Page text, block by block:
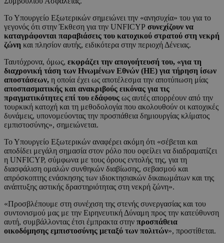
Το Υπουργείο Εξωτερικών σημειώνει την «ανησυχία» του για το
γεγονός ότι στην Έκθεση για την UNFICYP συνεχίζουν να
καταγράφονται παραβιάσεις του κατοχικού στρατού στη νεκρή
ζώνη και πλησίον αυτής, ειδικότερα στην περιοχή Δένειας.
Ταυτόχρονα, όμως, εκφράζει την απογοήτευσή του, «για τη
διαχρονική τάση των Ηνωμένων Εθνών (HE) για τήρηση ίσων
αποστάσεων, η οποία έχει ως αποτέλεσμα την αποτύπωση μίας
αποσπασματικής και ανακριβούς εικόνας για τις
πραγματικότητες επί του εδάφους ως αυτές απορρέουν από την
τουρκική κατοχή και τη μεθοδολογία που ακολουθούν οι κατοχικές
δυνάμεις, υπονομεύοντας την προσπάθεια δημιουργίας κλίματος
εμπιστοσύνης», σημειώνεται.
Το Υπουργείο Εξωτερικών αναφέρει ακόμη ότι «σέβεται και
αποδίδει μεγάλη σημασία στον ρόλο που οφείλει να διαδραματίζει
η UNFICYP, σύμφωνα με τους όρους εντολής της, για τη
διασφάλιση ομαλών συνθηκών διαβίωσης, σεβασμού και
απρόσκοπτης ενάσκησης των ιδιοκτησιακών δικαιωμάτων και της
ανάπτυξης αστικής δραστηριότητας στη νεκρή ζώνη».
«Προσβλέπουμε στη συνέχιση της στενής συνεργασίας και του
συντονισμού μας με την Ειρηνευτική Δύναμη προς την κατεύθυνση
αυτή, συμβάλλοντας έτσι έμπρακτα στην προσπάθεια
οικοδόμησης εμπιστοσύνης μεταξύ των πολιτών», προστίθεται.